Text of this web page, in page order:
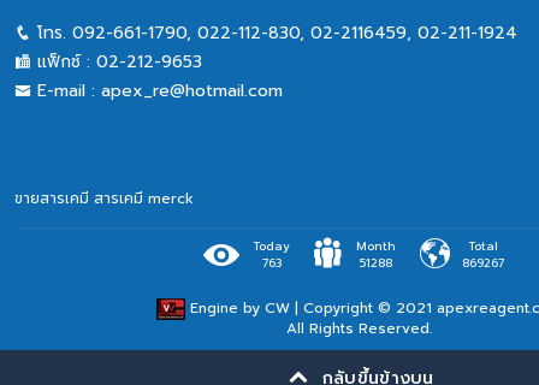
โทร. 092-661-1790, 022-112-830, 02-2116459, 02-211-1924
แฟ็กซ์ : 02-212-9653
E-mail : apex_re@hotmail.com
ขายสารเคมี สารเคมี merck
Engine by CW| Copyright © 2021
All Rights Reserved.
Today
763
Month
51288
Total
869267
กลับขึ้นข้างบน